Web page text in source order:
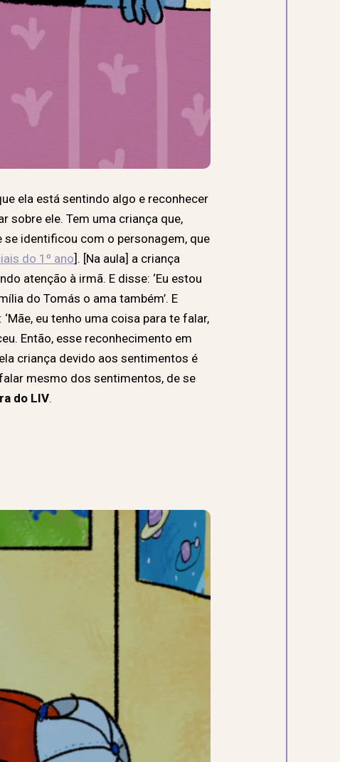
ela está sentindo algo e reconhecer
sobre ele. Tem uma criança que,
se identificou com o personagem, que
do 1º ano]. [Na aula] a criança
atenção à irmã. E disse: ‘Eu estou
do Tomás o ama também’. E
eu tenho uma coisa para te falar,
Então, esse reconhecimento em
criança devido aos sentimentos é
mesmo dos sentimentos, de se
do LIV.